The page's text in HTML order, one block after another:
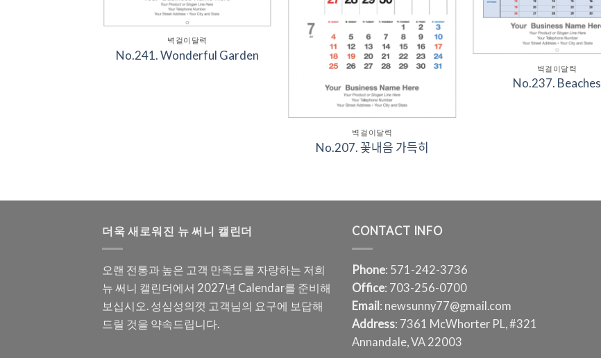
벽걸이달력
No.241. Wonderful Garden
벽걸이달력
No.207. 꽃내음 가득히
벽걸이달력
No.237. Beaches
더욱 새로워진 뉴 써니 캘린더
오랜 전통과 높은 고객 만족도를 자랑하는 저희
뉴 써니 캘린더에서 2027년 Calendar를 준비해
보십시오. 성심성의껏 고객님의 요구에 보답해
드릴 것을 약속드립니다.
CONTACT INFO
Phone: 571-242-3736
Office: 703-256-0700
Email : newsunny77@gmail.com
Address: 7361 McWhorter PL, #321
Annandale, VA 22003